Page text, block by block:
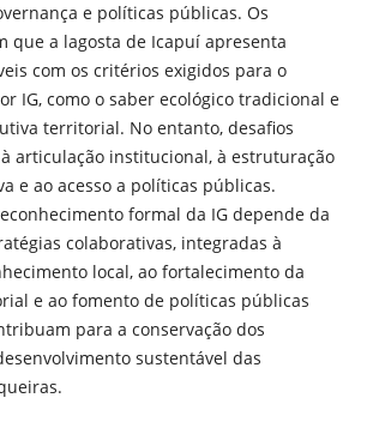
e políticas públicas. Os
que a lagosta de Icapuí apresenta
com os critérios exigidos para o
IG, como o saber ecológico tradicional e
territorial. No entanto, desafios
articulação institucional, à estruturação
e ao acesso a políticas públicas.
formal da IG depende da
colaborativas, integradas à
local, ao fortalecimento da
e ao fomento de políticas públicas
para a conservação dos
sustentável das